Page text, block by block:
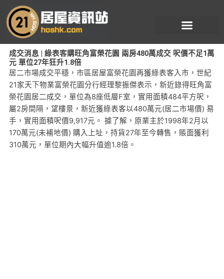
至
成交消息 | 綠表客購旺角富榮花園 兩房480萬成交 呎價不足1萬
元 單位27年狂升1.8倍
居二市場成交平穩，市區居屋富榮花園再獲綠表客入市，世紀
21家天下物業富榮花園分行經理黎振傑表示，新近錄得旺角富
榮花園居二成交，單位為8座低層F室，實用面積484平方呎，
屬2房間隔，望樓景，新近獲綠表客以480萬元(居二市場價) 易
手，實用面積呎價9,917元。 據了解，原業主於1998年2月以
170萬元(未補地價) 購入上址，持貨27年至今轉售，賬面獲利
310萬元，單位期內大幅升值逾1.8倍。